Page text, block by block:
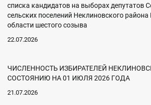
списка кандидатов на выборах депутатов
сельских поселений Неклиновского района
области шестого созыва
22.07.2026
ЧИСЛЕННОСТЬ ИЗБИРАТЕЛЕЙ
СОСТОЯНИЮ НА 01 ИЮЛЯ 2026 ГОДА
21.07.2026